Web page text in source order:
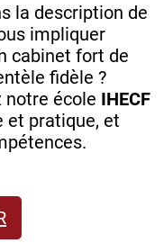
la description de
impliquer
cabinet fort de
fidèle ?
notre école IHECF
et pratique, et